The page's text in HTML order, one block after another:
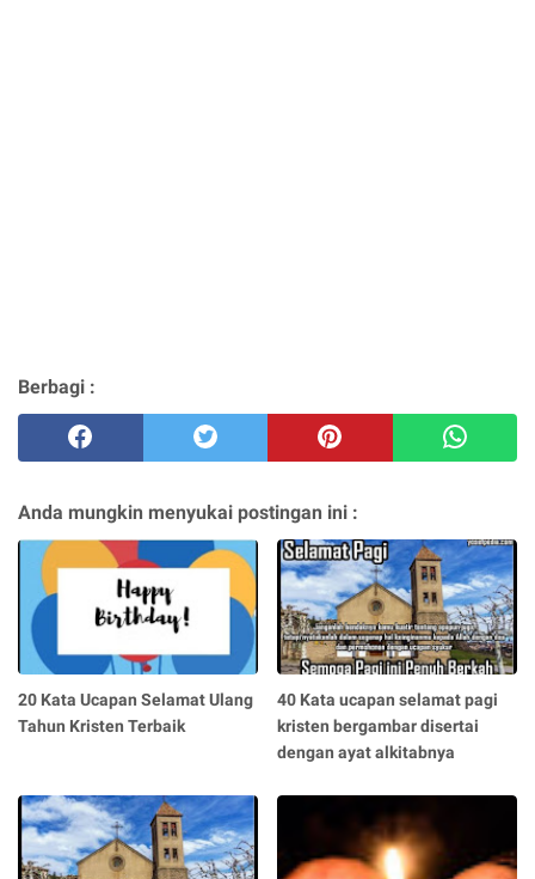
Berbagi :
Anda mungkin menyukai postingan ini :
20 Kata Ucapan Selamat Ulang
Tahun Kristen Terbaik
40 Kata ucapan selamat pagi
kristen bergambar disertai
dengan ayat alkitabnya